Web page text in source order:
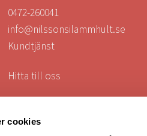
cookies
0472-260041
info@nilssonsilammhult.se
Kundtjänst
Hitta till oss